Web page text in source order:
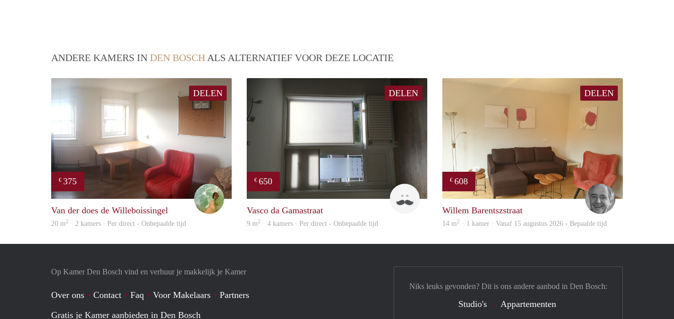
ANDERE KAMERS IN DEN BOSCH ALS ALTERNATIEF VOOR DEZE LOCATIE
DELEN
€ 375
Leendert
Van der does de Willeboissingel
20 m2 · 2 kamers · Per direct - Onbepaalde tijd
DELEN
€ 650
Vasco da Gamastraat
9 m2 · 4 kamers · Per direct - Onbepaalde tijd
DELEN
€ 608
Willem Barentszstraat
14 m2 · 1 kamer · Vanaf 15 augustus 2026 - Bepaalde tijd
Op Kamer Den Bosch vind en verhuur je makkelijk je Kamer
Over ons Contact Faq Voor Makelaars
Partners
Gratis je Kamer aanbieden in Den Bosch
Niks leuks gevonden? Dit is ons andere aanbod in Den Bosch:
Studio's Appartementen